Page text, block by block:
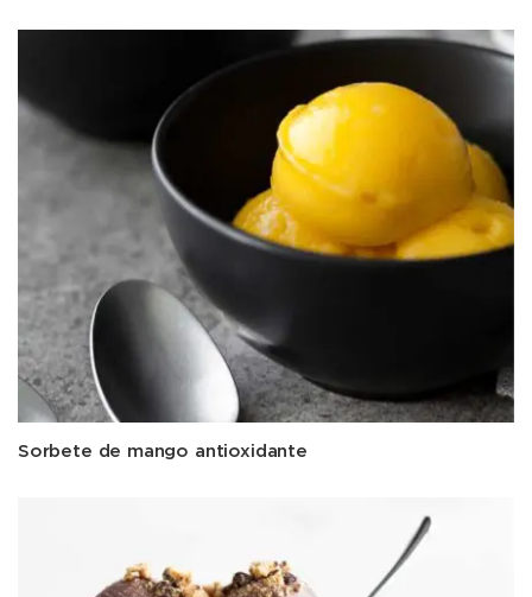
Sorbete de mango antioxidante